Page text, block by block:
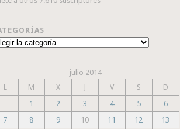
julio 2014
L
M X J V S
D
1
2 3 4 5
6
7
8 9 10 11 12
13